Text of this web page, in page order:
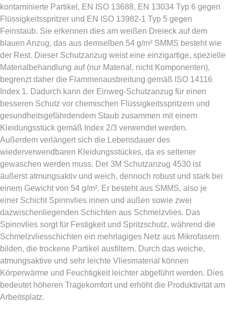
kontaminierte Partikel, EN ISO 13688, EN 13034 Typ 6 gegen
Flüssigkeitsspritzer und EN ISO 13982-1 Typ 5 gegen
Feinstaub. Sie erkennen dies am weißen Dreieck auf dem
blauen Anzug, das aus demselben 54 g/m² SMMS besteht wie
der Rest. Dieser Schutzanzug weist eine einzigartige, spezielle
Materialbehandlung auf (nur Material, nicht Komponenten),
begrenzt daher die Flammenausbreitung gemäß ISO 14116
Index 1. Dadurch kann der Einweg-Schutzanzug für einen
besseren Schutz vor chemischen Flüssigkeitsspritzern und
gesundheitsgefährdendem Staub zusammen mit einem
Kleidungsstück gemäß Index 2/3 verwendet werden.
Außerdem verlängert sich die Lebensdauer des
wiederverwendbaren Kleidungsstückes, da es seltener
gewaschen werden muss. Der 3M Schutzanzug 4530 ist
äußerst atmungsaktiv und weich, dennoch robust und stark bei
einem Gewicht von 54 g/m². Er besteht aus SMMS, also je
einer Schicht Spinnvlies innen und außen sowie zwei
dazwischenliegenden Schichten aus Schmelzvlies. Das
Spinnvlies sorgt für Festigkeit und Spritzschutz, während die
Schmelzvliesschichten ein mehrlagiges Netz aus Mikrofasern
bilden, die trockene Partikel ausfiltern. Durch das weiche,
atmungsaktive und sehr leichte Vliesmaterial können
Körperwärme und Feuchtigkeit leichter abgeführt werden. Dies
bedeutet höheren Tragekomfort und erhöht die Produktivität am
Arbeitsplatz.